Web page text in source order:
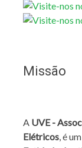
Missão
A UVE -
Elétricos, é